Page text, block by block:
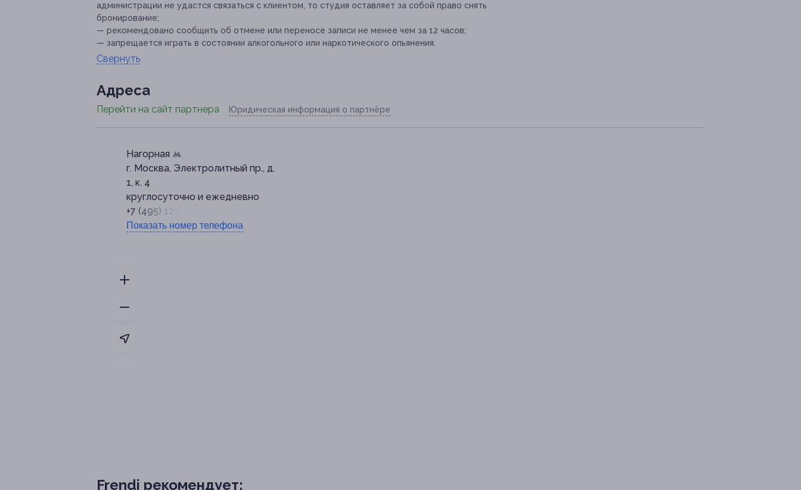
администрации не удастся связаться с клиентом, то студия оставляет за собой право снять
бронирование;
— рекомендовано сообщить об отмене или переносе записи не менее чем за 12 часов;
— запрещается играть в состоянии алкогольного или наркотического опьянения.
Свернуть
Адресa
Перейти на сайт партнера Юридическая информация о партнёре
Нагорная
г. Москва, Электролитный пр., д.
1, к. 4
круглосуточно и ежедневно
+7 (495) 121-45-21
Показать номер телефона
Frendi рекомендует: